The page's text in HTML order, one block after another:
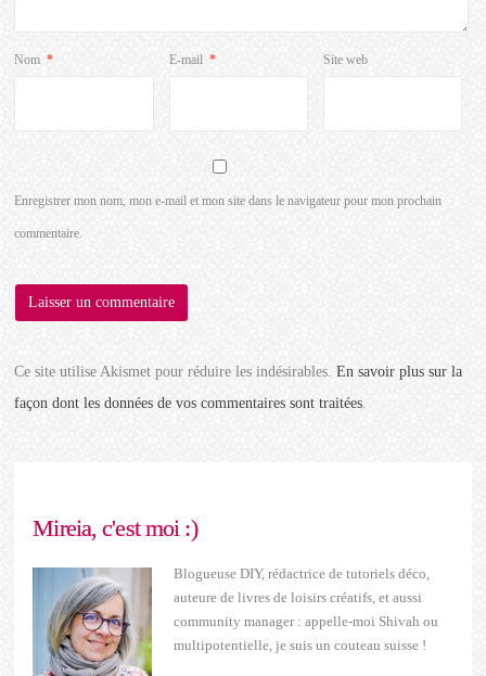
Nom * E-mail * Site web
Enregistrer mon nom, mon e-mail et mon site dans le navigateur pour mon prochain
commentaire.
Ce site utilise Akismet pour réduire les indésirables.En savoir plus sur la
façon dont les données de vos commentaires sont traitées.
Mireia, c'est moi :)
Blogueuse DIY, rédactrice de tutoriels déco,
auteure de livres de loisirs créatifs, et aussi
community manager : appelle-moi Shivah ou
multipotentielle, je suis un couteau suisse !